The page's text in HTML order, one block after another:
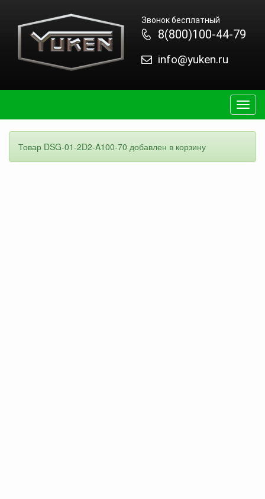
Звонок бесплатный
8(800)100-44-79
info@yuken.ru
Товар DSG-01-2D2-A100-70 добавлен в корзину